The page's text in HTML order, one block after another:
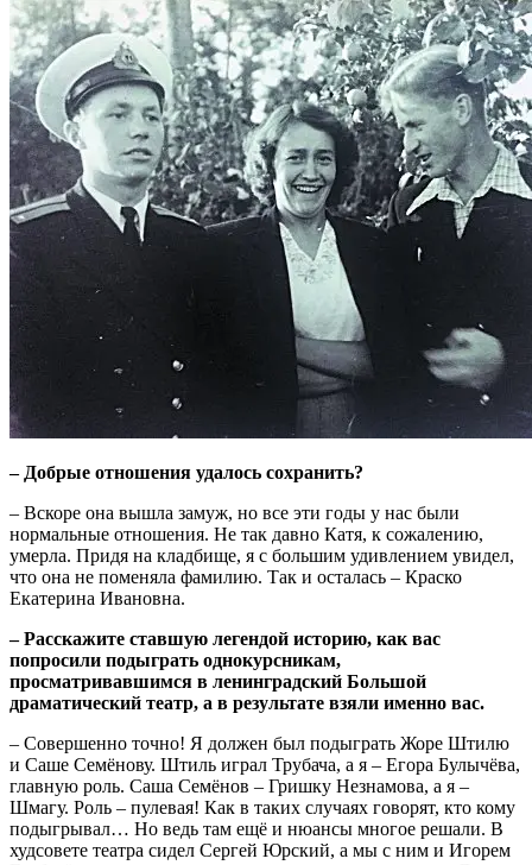
– Добрые отношения удалось сохранить?
– Вскоре она вышла замуж, но все эти годы у нас были
нормальные отношения. Не так давно Катя, к сожалению,
умерла. Придя на кладбище, я с большим удивлением увидел,
что она не поменяла фамилию. Так и осталась – Краско
Екатерина Ивановна.
– Расскажите ставшую легендой историю, как вас
попросили подыграть однокурсникам,
просматривавшимся в ленинградский Большой
драматический театр, а в результате взяли именно вас.
– Совершенно точно! Я должен был подыграть Жоре Штилю
и Саше Семёнову. Штиль играл Трубача, а я – Егора Булычёва,
главную роль. Саша Семёнов – Гришку Незнамова, а я –
Шмагу. Роль – пулевая! Как в таких случаях говорят, кто кому
подыгрывал… Но ведь там ещё и нюансы многое решали. В
худсовете театра сидел Сергей Юрский, а мы с ним и Игорем